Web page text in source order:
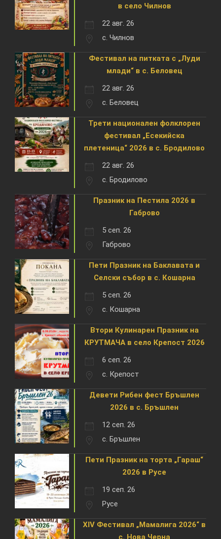
в село Чилнов
22 авг. 26
с. Чилнов
Фестивал на питката с „Луди
млади“ в с. Беловец
22 авг. 26
с. Беловец
Трети национален фолклорен
фестивал „Есекийска
плетеница“ 2026 в с. Бродилово
22 авг. 26
с. Бродилово
Празник на Пестила 2026 в
Габрово
5 сеп. 26
Габрово
Пети Празник на Баклавата и
Селски събор в с. Кошарна
5 сеп. 26
с. Кошарна
Втори Кулинарен Празник на
КРУТМАЧА в село Крепост 2026
6 сеп. 26
с. Крепост
Девети Рибен фест Бръшлен
2026 в с. Бръшлен
12 сеп. 26
с. Бръшлен
Пети Празник на торта „Гараш“
2026 в Русе
19 сеп. 26
Русе
XIV Фестивал „Мамалига 2026“ в
с. Нова Черна